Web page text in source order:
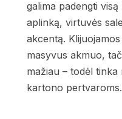
galima padengti
aplinką, virtuvės
akcentą.
masyvus akmuo,
mažiau – todėl
kartono pertvaroms.